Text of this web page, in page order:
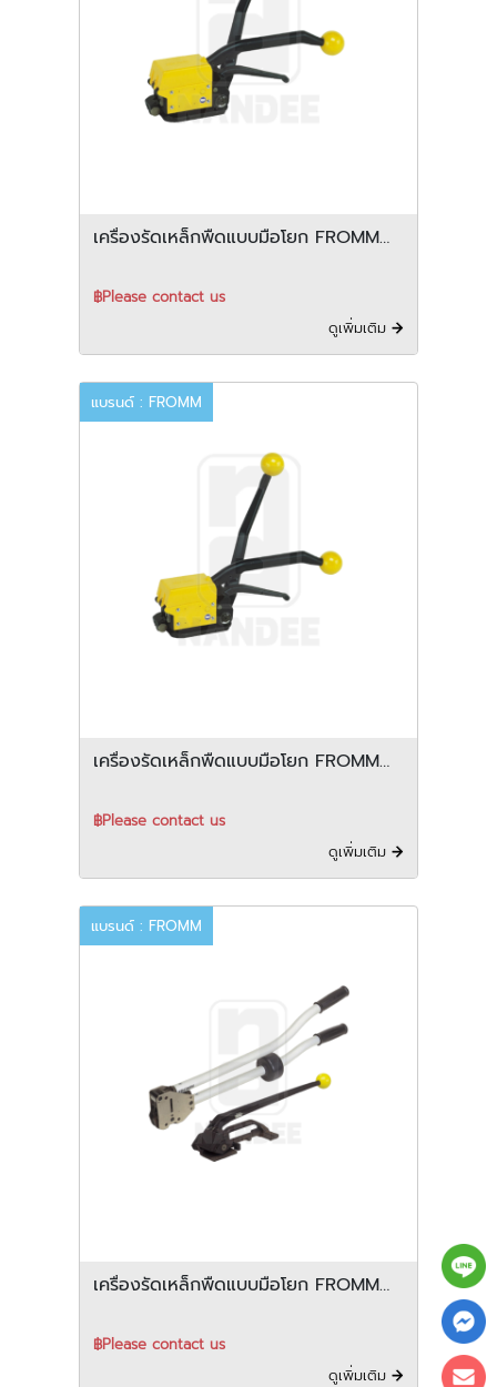
เครื่องรัดเหล็กพืดแบบมือโยก FROMM
฿Please contact us
ดูเพิ่มเติม
แบรนด์ : FROMM
เครื่องรัดเหล็กพืดแบบมือโยก FROMM
฿Please contact us
ดูเพิ่มเติม
แบรนด์ : FROMM
เครื่องรัดเหล็กพืดแบบมือโยก FROMM
฿Please contact us
ดูเพิ่มเติม